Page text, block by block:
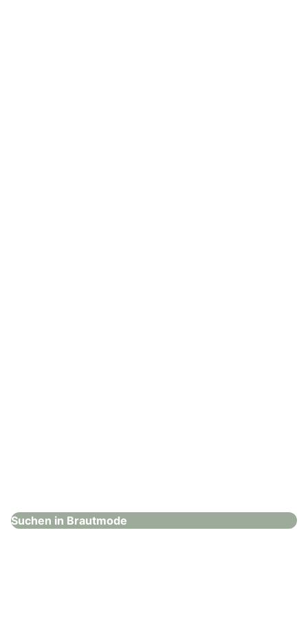
Suchen in Brautmode